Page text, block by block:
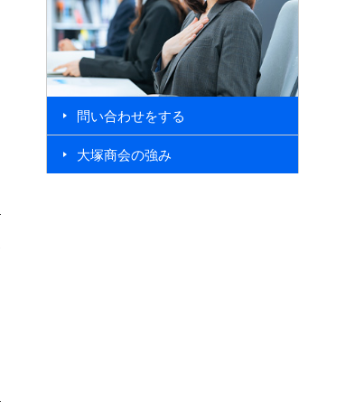
問い合わせをする
大塚商会の強み